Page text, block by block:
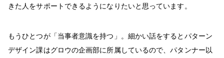
きた人をサポートできるようになりたいと思っています。
もうひとつが「当事者意識を持つ」。細かい話をするとパターン
デザイン課はグロウの企画部に所属しているので、パタンナー以